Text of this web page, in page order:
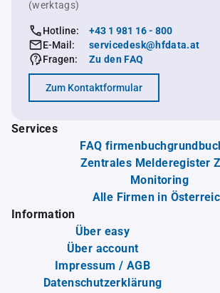
(werktags)
Hotline:
+43 1 981 16 - 800
E-Mail:
servicedesk@hfdata.at
Fragen:
Zu den FAQ
Zum Kontaktformular
Services
FAQ
Zentrales Melderegister
Monitoring
Alle Firmen in
Information
Über easy
Über account
Impressum / AGB
Datenschutzerklärung